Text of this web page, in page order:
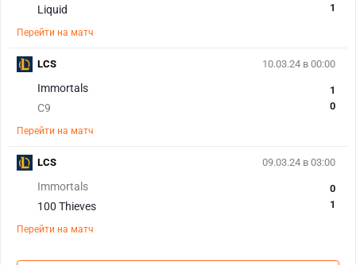
Liquid
1
Перейти на матч
10.03.24 в 00:00
Immortals
C9
1
0
Перейти на матч
LCS
09.03.24 в 03:00
Immortals
100 Thieves
0
1
Перейти на матч
LCS